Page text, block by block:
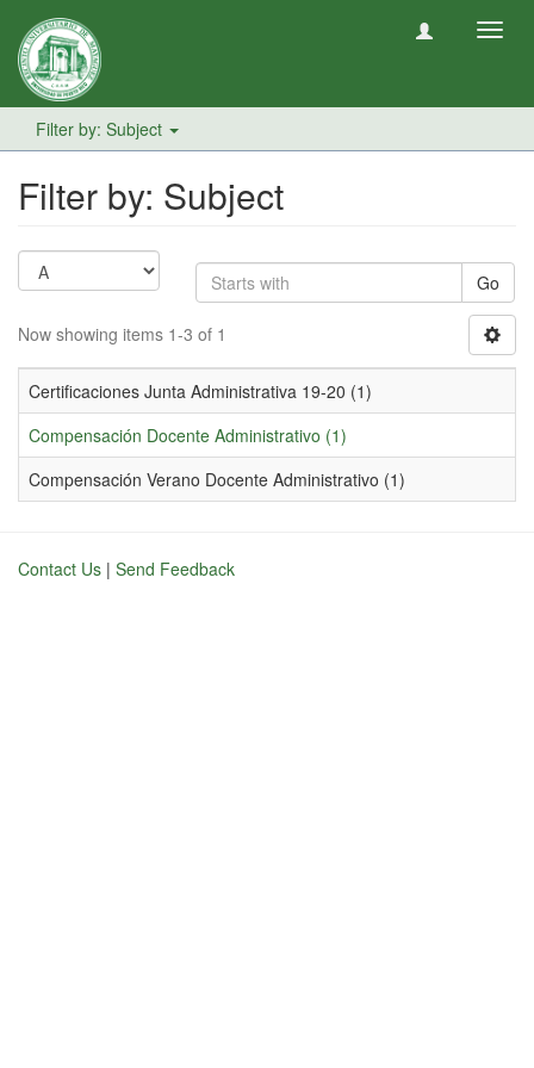
Filter by: Subject
Filter by: Subject
Go
Now showing items 1-3 of 1
Certificaciones Junta Administrativa 19-20 (1)
Compensación Docente Administrativo (1)
Compensación Verano Docente Administrativo (1)
Contact Us | Send Feedback